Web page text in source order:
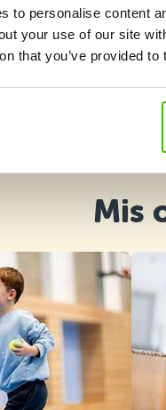
to personalise content
your use of our site
that you’ve provided
Mis